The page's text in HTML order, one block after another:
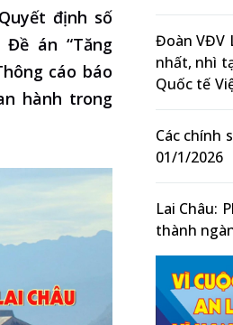
định số
án “Tăng
cáo báo
hành trong
Đoàn VĐV
nhất, nhì
Quốc tế
Các chính
01/1/2026
Lai Châu:
thành